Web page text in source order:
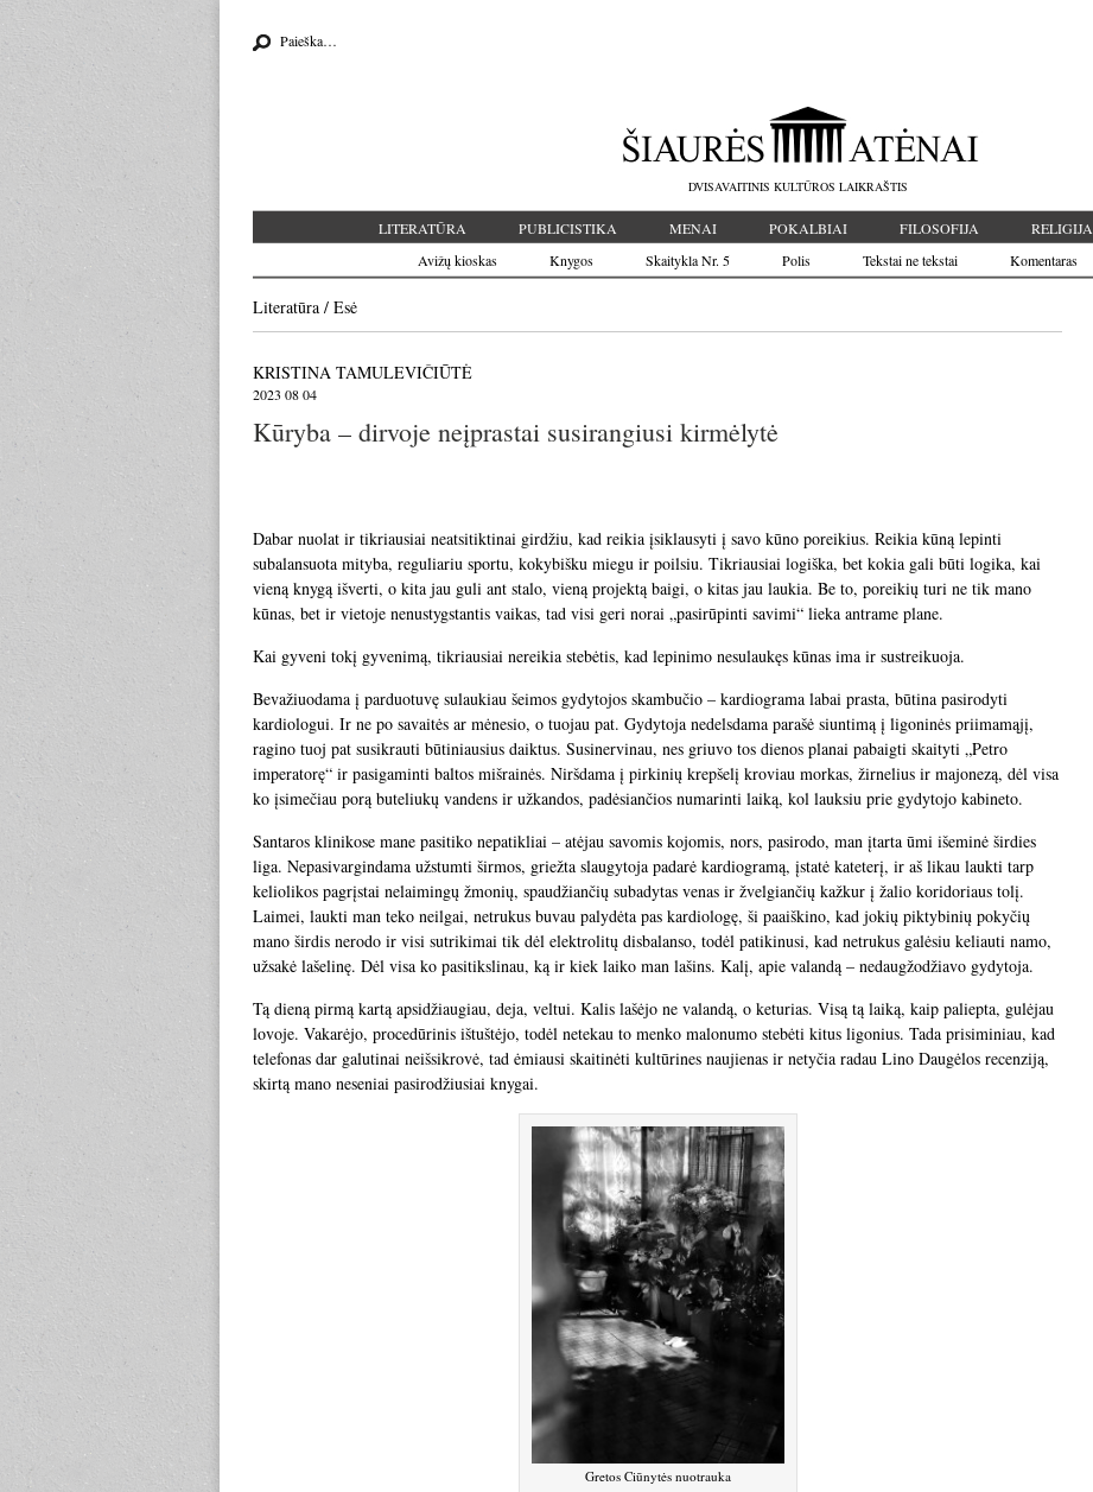
Search for:
DVISAVAITINIS KULTŪROS LAIKRAŠTIS
LITERATŪRA PUBLICISTIKA MENAI POKALBIAI FILOSOFIJA RELIGIJA
Avižų kioskas
Knygos Skaitykla Nr. 5 Polis Tekstai ne tekstai Komentaras
Literatūra / Esė
KRISTINA TAMULEVIČIŪTĖ
2023 08 04
Kūryba – dirvoje neįprastai susirangiusi kirmėlytė
Dabar nuolat ir tikriausiai neatsitiktinai girdžiu, kad reikia įsiklausyti į savo kūno poreikius. Reikia kūną lepinti
subalansuota mityba, reguliariu sportu, kokybišku miegu ir poilsiu. Tikriausiai logiška, bet kokia gali būti logika, kai
vieną knygą išverti, o kita jau guli ant stalo, vieną projektą baigi, o kitas jau laukia. Be to, poreikių turi ne tik mano
kūnas, bet ir vietoje nenustygstantis vaikas, tad visi geri norai „pasirūpinti savimi“ lieka antrame plane.
Kai gyveni tokį gyvenimą, tikriausiai nereikia stebėtis, kad lepinimo nesulaukęs kūnas ima ir sustreikuoja.
Bevažiuodama į parduotuvę sulaukiau šeimos gydytojos skambučio – kardiograma labai prasta, būtina pasirodyti
kardiologui. Ir ne po savaitės ar mėnesio, o tuojau pat. Gydytoja nedelsdama parašė siuntimą į ligoninės priimamąjį,
ragino tuoj pat susikrauti būtiniausius daiktus. Susinervinau, nes griuvo tos dienos planai pabaigti skaityti „Petro
imperatorę“ ir pasigaminti baltos mišrainės. Niršdama į pirkinių krepšelį kroviau morkas, žirnelius ir majonezą, dėl visa
ko įsimečiau porą buteliukų vandens ir užkandos, padėsiančios numarinti laiką, kol lauksiu prie gydytojo kabineto.
Santaros klinikose mane pasitiko nepatikliai – atėjau savomis kojomis, nors, pasirodo, man įtarta ūmi išeminė širdies
liga. Nepasivargindama užstumti širmos, griežta slaugytoja padarė kardiogramą, įstatė kateterį, ir aš likau laukti tarp
keliolikos pagrįstai nelaimingų žmonių, spaudžiančių subadytas venas ir žvelgiančių kažkur į žalio koridoriaus tolį.
Laimei, laukti man teko neilgai, netrukus buvau palydėta pas kardiologę, ši paaiškino, kad jokių piktybinių pokyčių
mano širdis nerodo ir visi sutrikimai tik dėl elektrolitų disbalanso, todėl patikinusi, kad netrukus galėsiu keliauti namo,
užsakė lašelinę. Dėl visa ko pasitikslinau, ką ir kiek laiko man lašins. Kalį, apie valandą – nedaugžodžiavo gydytoja.
Tą dieną pirmą kartą apsidžiaugiau, deja, veltui. Kalis lašėjo ne valandą, o keturias. Visą tą laiką, kaip paliepta, gulėjau
lovoje. Vakarėjo, procedūrinis ištuštėjo, todėl netekau to menko malonumo stebėti kitus ligonius. Tada prisiminiau, kad
telefonas dar galutinai neišsikrovė, tad ėmiausi skaitinėti kultūrines naujienas ir netyčia radau Lino Daugėlos recenziją,
skirtą mano neseniai pasirodžiusiai knygai.
Gretos Ciūnytės nuotrauka